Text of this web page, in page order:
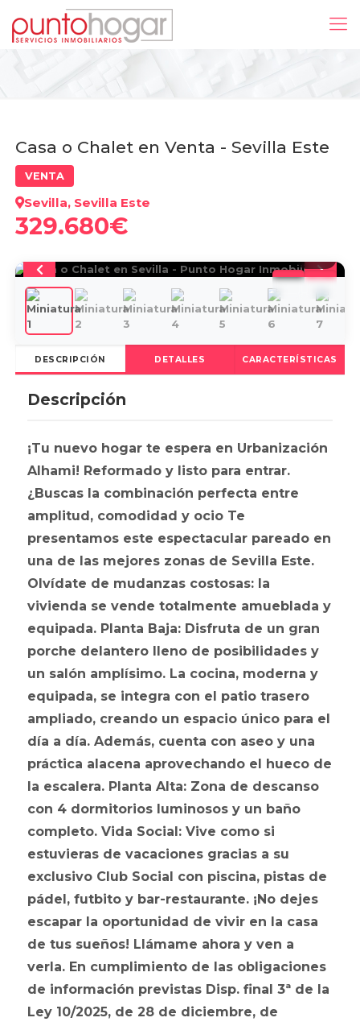
Casa o Chalet en Venta - Sevilla Este
VENTA
Sevilla, Sevilla Este
329.680€
DESCRIPCIÓN DETALLES CARACTERÍSTICAS
Descripción
¡Tu nuevo hogar te espera en Urbanización
Alhami! Reformado y listo para entrar.
¿Buscas la combinación perfecta entre
amplitud, comodidad y ocio Te
presentamos este espectacular pareado en
una de las mejores zonas de Sevilla Este.
Olvídate de mudanzas costosas: la
vivienda se vende totalmente amueblada y
equipada. Planta Baja: Disfruta de un gran
porche delantero lleno de posibilidades y
un salón amplísimo. La cocina, moderna y
equipada, se integra con el patio trasero
ampliado, creando un espacio único para el
día a día. Además, cuenta con aseo y una
práctica alacena aprovechando el hueco de
la escalera. Planta Alta: Zona de descanso
con 4 dormitorios luminosos y un baño
completo. Vida Social: Vive como si
estuvieras de vacaciones gracias a su
exclusivo Club Social con piscina, pistas de
pádel, futbito y bar-restaurante. ¡No dejes
escapar la oportunidad de vivir en la casa
de tus sueños! Llámame ahora y ven a
verla. En cumplimiento de las obligaciones
de información previstas Disp. final 3ª de la
Ley 10/2025, de 28 de diciembre, de